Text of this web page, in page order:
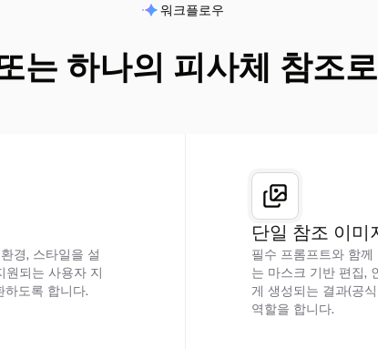
워크플로우
는 하나의 피사체 참조
경, 스타일을 설
원되는 사용자 지
하도록 합니다.
단일 참조 이미
필수 프롬프트와 함
는 마스크 기반 편집,
게 생성되는 결과(공
역할을 합니다.